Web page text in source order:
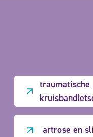
artrose en